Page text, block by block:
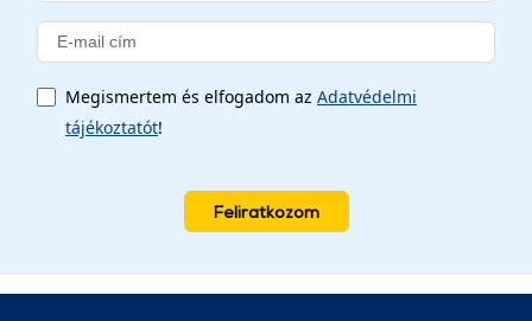
Megismertem és elfogadom az Adatvédelmi
tájékoztatót!
Feliratkozom